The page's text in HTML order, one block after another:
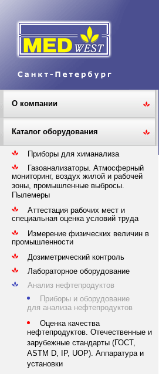
О компании
Каталог оборудования
Приборы для химанализа
Газоанализаторы. Атмосферный
мониторинг, воздух жилой и рабочей
зоны, промышленные выбросы.
Пылемеры
Аттестация рабочих мест и
специальная оценка условий труда
Измерение физических величин в
промышленности
Дозиметрический контроль
Лабораторное оборудование
Анализ нефтепродуктов
Приборы и оборудование
для анализа нефтепродуктов
Оценка качества
нефтепродуктов. Отечественные и
зарубежные стандарты (ГОСТ,
ASTM D, IP, UOP). Аппаратура и
установки